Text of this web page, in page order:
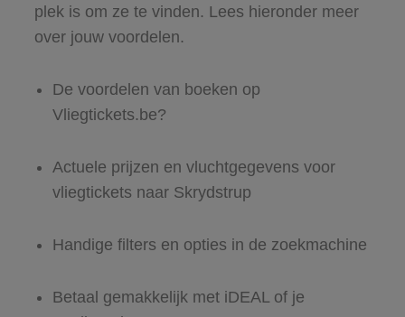
plek is om ze te vinden. Lees hieronder meer
over jouw voordelen.
De voordelen van boeken op
Vliegtickets.be?
Actuele prijzen en vluchtgegevens voor
vliegtickets naar Skrydstrup
Handige filters en opties in de zoekmachine
Betaal gemakkelijk met iDEAL of je